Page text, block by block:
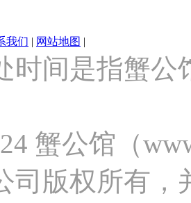
我们 | 网站地图 |
间是指蟹公
蟹公馆（
司版权所有，